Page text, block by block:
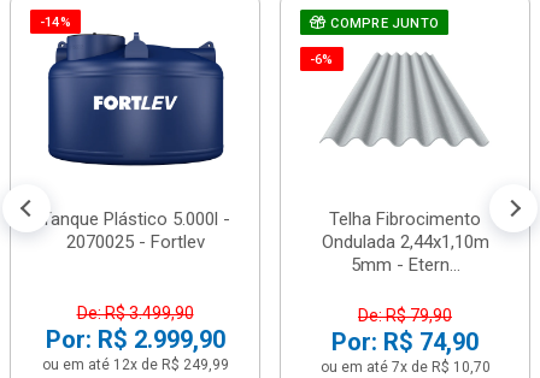
-14%
Tanque Plástico 5.000l -
2070025 - Fortlev
De: R$ 3.499,90
Por: R$ 2.999,90
ou em até 12x de R$ 249,99
COMPRE JUNTO
-6%
Telha Fibrocimento
Ondulada 2,44x1,10m
5mm - Etern...
De: R$ 79,90
Por: R$ 74,90
ou em até 7x de R$ 10,70